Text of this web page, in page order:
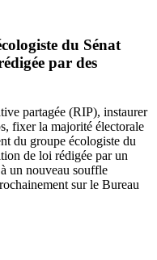
du Sénat
par des
partagée (RIP), instaurer
fixer la majorité électorale
du groupe écologiste du
de loi rédigée par un
un nouveau souffle
sur le Bureau